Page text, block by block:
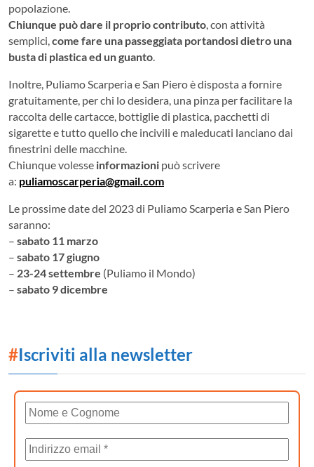
popolazione.
Chiunque può dare il proprio contributo, con attività
semplici,come fare una passeggiata portandosi dietro una
busta di plastica ed un guanto.
Inoltre, Puliamo Scarperia e San Piero è disposta a fornire
gratuitamente, per chi lo desidera, una pinza per facilitare la
raccolta delle cartacce, bottiglie di plastica, pacchetti di
sigarette e tutto quello che incivili e maleducati lanciano dai
finestrini delle macchine.
Chiunque volesse informazioni può scrivere
a: puliamoscarperia@gmail.com
Le prossime date del 2023 di Puliamo Scarperia e San Piero
saranno:
– sabato 11 marzo
– sabato 17 giugno
– 23-24 settembre (Puliamo il Mondo)
– sabato 9 dicembre
#Iscriviti alla newsletter